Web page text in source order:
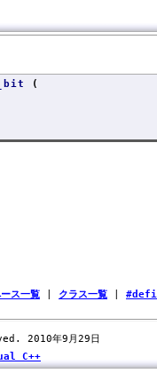
(
ス一覧 クラス一覧
2010年9月29日
C++